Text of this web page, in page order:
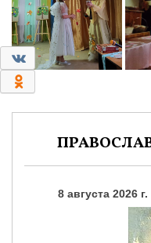
0
8 августа 2026